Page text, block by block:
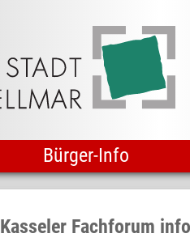
Bürger-Info
Kasseler Fachforum